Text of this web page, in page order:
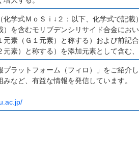
化学式ＭｏＳｉ↓２：以下、化学式で記
）を含むモリブデンシリサイド合金にお
元素（Ｇ１元素）と称する）および前記
元素）と称する）を添加元素として含む
ラットフォーム（フィロ）」をご紹介し
など、有益な情報を発信しています。